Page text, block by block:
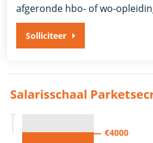
afgeronde hbo- of wo-
Solliciteer
Salarisschaal
€4000